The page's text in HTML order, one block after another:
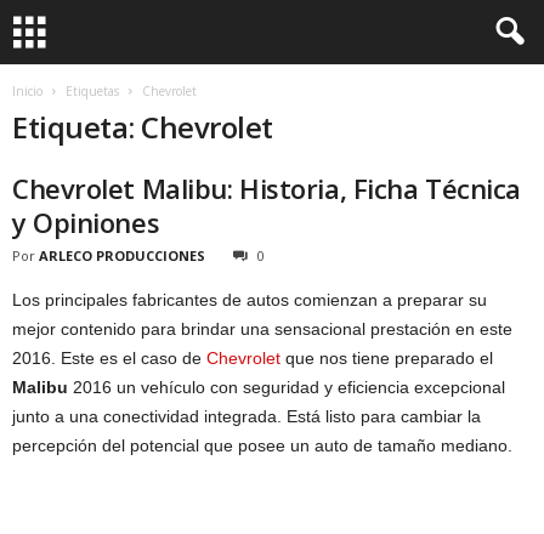
Inicio Etiquetas Chevrolet
Etiqueta: Chevrolet
Chevrolet Malibu: Historia, Ficha Técnica
y Opiniones
Por ARLECO PRODUCCIONES 0
Los principales fabricantes de autos comienzan a preparar su
mejor contenido para brindar una sensacional prestación en este
2016. Este es el caso de Chevrolet que nos tiene preparado el
Malibu 2016 un vehículo con seguridad y eficiencia excepcional
junto a una conectividad integrada. Está listo para cambiar la
percepción del potencial que posee un auto de tamaño mediano.